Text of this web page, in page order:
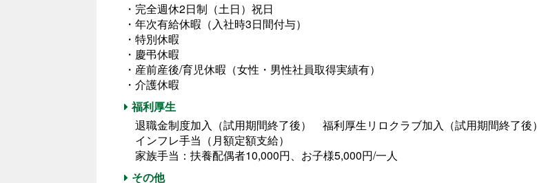
・完全週休2日制（土日）祝日
・年次有給休暇（入社時3日間付与）
・特別休暇
・慶弔休暇
・産前産後/育児休暇（女性・男性社員取得実績有）
・介護休暇
福利厚生
退職金制度加入（試用期間終了後） 福利厚生リロクラブ加入（試用期間終了後）
インフレ手当（月額定額支給）
家族手当：扶養配偶者10,000円、お子様5,000円/一人
その他